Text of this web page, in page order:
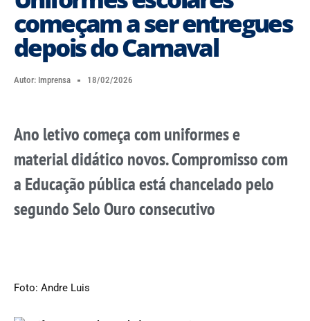
começam a ser entregues
depois do Carnaval
Autor: Imprensa 18/02/2026
Ano letivo começa com uniformes e
material didático novos. Compromisso com
a Educação pública está chancelado pelo
segundo Selo Ouro consecutivo
Foto: Andre Luis